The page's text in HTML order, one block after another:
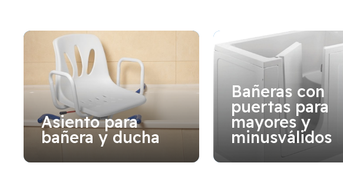
Asiento para
bañera y ducha
Bañeras con
puertas para
mayores y
minusválidos